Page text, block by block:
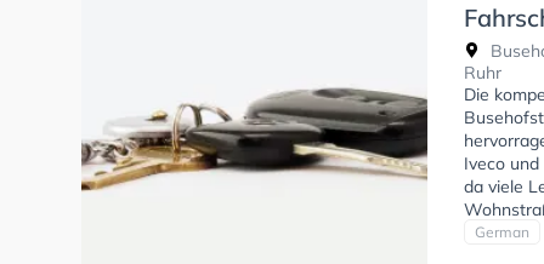
Ruhr
Die
Iveco
da viele
German